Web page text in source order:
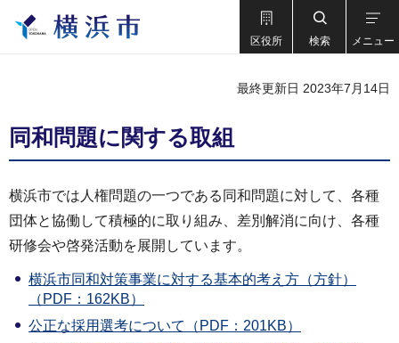
区役所 検索 メニュー
最終更新日 2023年7月14日
同和問題に関する取組
横浜市では人権問題の一つである同和問題に対して、各種
団体と協働して積極的に取り組み、差別解消に向け、各種
研修会や啓発活動を展開しています。
横浜市同和対策事業に対する基本的考え方（方針）
（PDF：162KB）
公正な採用選考について（PDF：201KB）